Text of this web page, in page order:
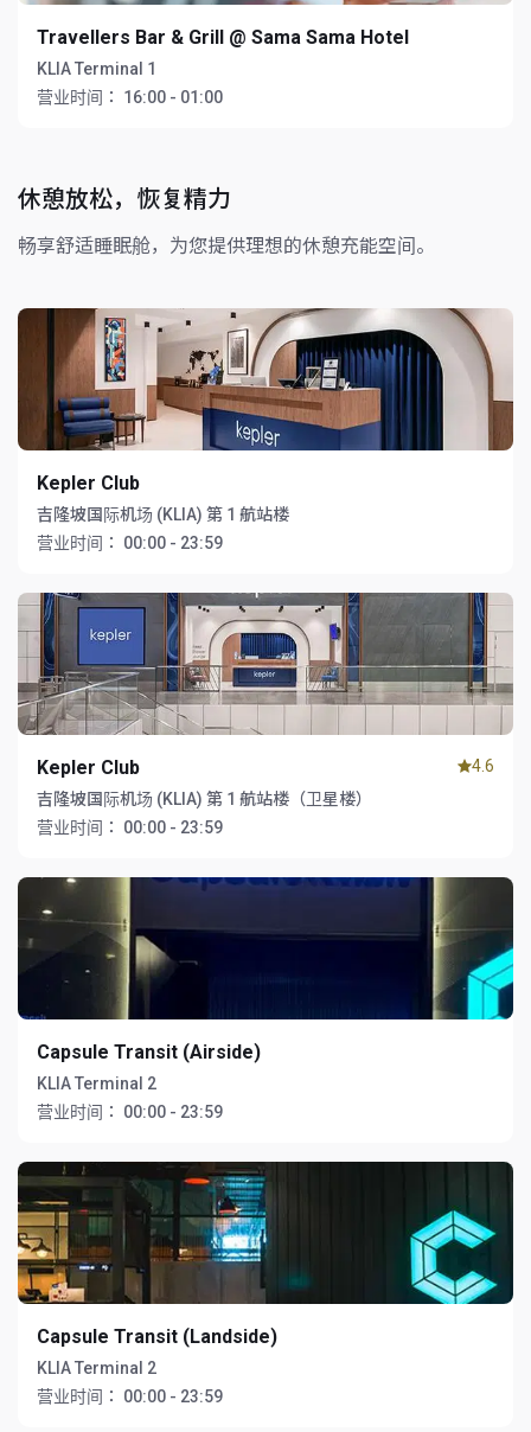
Travellers Bar & Grill @ Sama Sama Hotel
KLIA Terminal 1
营业时间：
16:00 - 01:00
休憩放松，恢复精力
畅享舒适睡眠舱，为您提供理想的休憩充能空间。
Kepler Club
吉隆坡国际机场 (KLIA) 第 1 航站楼
营业时间：
00:00 - 23:59
Kepler Club
吉隆坡国际机场 (KLIA) 第 1 航站楼（卫星楼）
营业时间：
00:00 - 23:59
4.6
Capsule Transit (Airside)
KLIA Terminal 2
营业时间：
00:00 - 23:59
Capsule Transit (Landside)
KLIA Terminal 2
营业时间：
00:00 - 23:59